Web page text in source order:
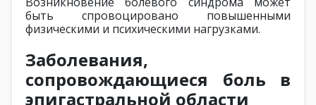
быть спровоцировано повышенными
физическими и психическими нагрузками.
Заболевания,
сопровождающиеся боль в
эпигастральной области